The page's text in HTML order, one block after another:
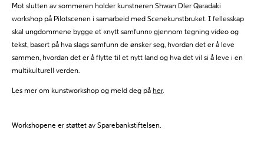
Mot slutten av sommeren holder kunstneren Shwan Dler Qaradaki
workshop på Pilotscenen i samarbeid med Scenekunstbruket. I fellesskap
skal ungdommene bygge et «nytt samfunn» gjennom tegning video og
tekst, basert på hva slags samfunn de ønsker seg, hvordan det er å leve
sammen, hvordan det er å flytte til et nytt land og hva det vil si å leve i en
multikulturell verden.
Les mer om kunstworkshop og meld deg påher.
Workshopene er støttet av Sparebankstiftelsen.